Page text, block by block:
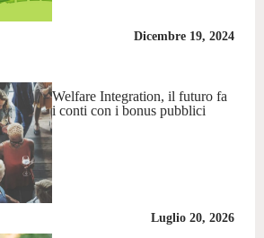
Dicembre 19, 2024
Welfare Integration, il futuro fa
i conti con i bonus pubblici
Luglio 20, 2026